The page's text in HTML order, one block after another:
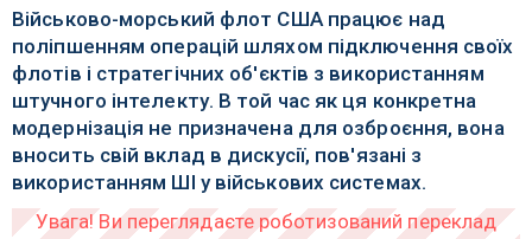
Військово-морський флот США працює над
поліпшенням операцій шляхом підключення своїх
флотів і стратегічних об'єктів з використанням
штучного інтелекту. В той час як ця конкретна
модернізація не призначена для озброєння, вона
вносить свій вклад в дискусії, пов'язані з
використанням ШІ у військових системах.